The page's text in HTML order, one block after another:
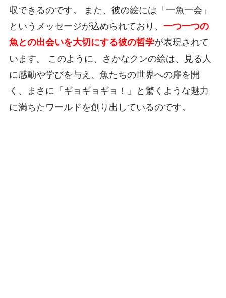
収できるのです。 また、彼の絵には「一魚一会」
というメッセージが込められており、 一つ一つの
魚との出会いを大切にする彼の哲学が表現されて
います。 このように、さかなクンの絵は、見る人
に感動や学びを与え、魚たちの世界への扉を開
く、まさに「ギョギョギョ！」と驚くような魅力
に満ちたワールドを創り出しているのです。